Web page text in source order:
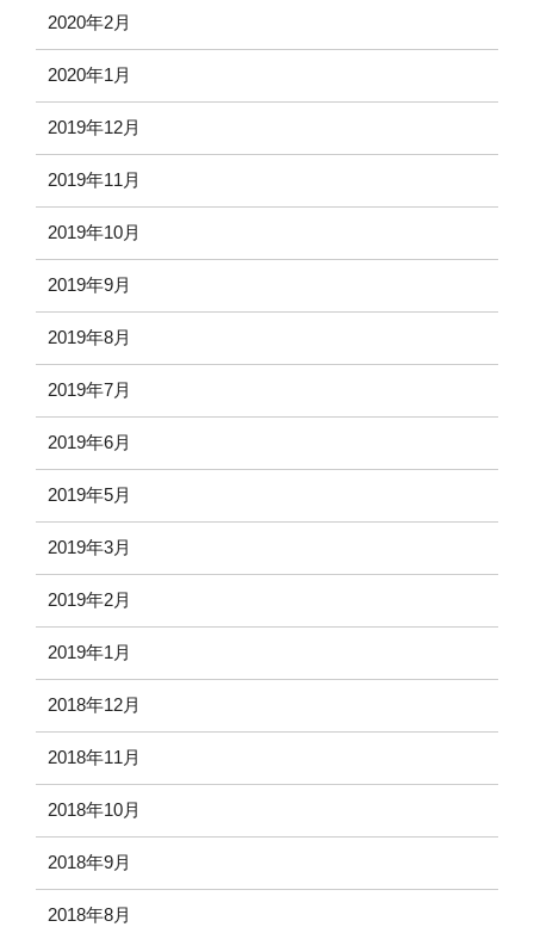
2020年2月
2020年1月
2019年12月
2019年11月
2019年10月
2019年9月
2019年8月
2019年7月
2019年6月
2019年5月
2019年3月
2019年2月
2019年1月
2018年12月
2018年11月
2018年10月
2018年9月
2018年8月